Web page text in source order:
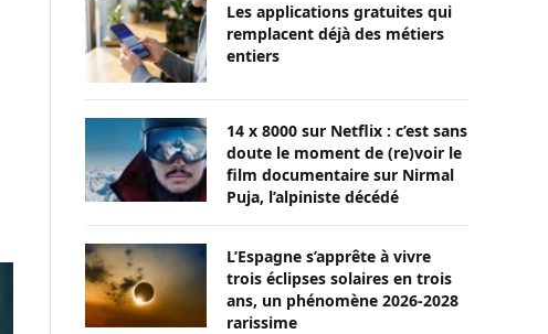
Les applications gratuites qui
remplacent déjà des métiers
entiers
14 x 8000 sur Netflix : c’est sans
doute le moment de (re)voir le
film documentaire sur Nirmal
Puja, l’alpiniste décédé
L’Espagne s’apprête à vivre
trois éclipses solaires en trois
ans, un phénomène 2026-2028
rarissime